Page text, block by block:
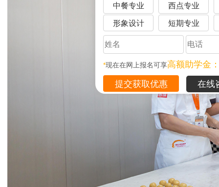
中餐专业 西点专业
形象设计 短期专业
*现在在网上报名可享高额助学金
在线